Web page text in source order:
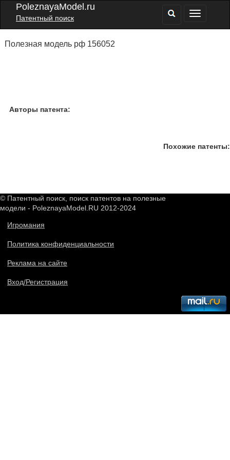
PoleznayaModel.ru
Патентный поиск
Полезная модель рф 156052
Авторы патента:
Похожие патенты:
© Патентный поиск, поиск патентов на полезные
модели - PoleznayaModel.RU 2012-2024
Игромания
Политика конфиденциальности
Реклама на сайте
Вход/Регистрация